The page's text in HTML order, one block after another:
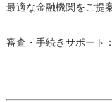
最適な金融機関をご提
審査・手続きサポート